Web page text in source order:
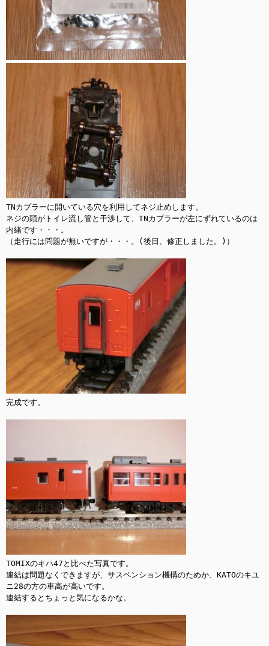
TNカプラーに開いている穴を利用してネジ止めします。
ネジの頭がトイレ流し管と干渉して、TNカプラーが左にずれているのは
内緒です・・・。
（走行には問題が無いですが・・・。(後日、修正しました。)）
完成です。
TOMIXのキハ47と比べた写真です。
連結は問題なくできますが、サスペンション機構のためか、KATOのキユ
ニ28の方の車高が高いです。
連結するとちょっと気になるかな。